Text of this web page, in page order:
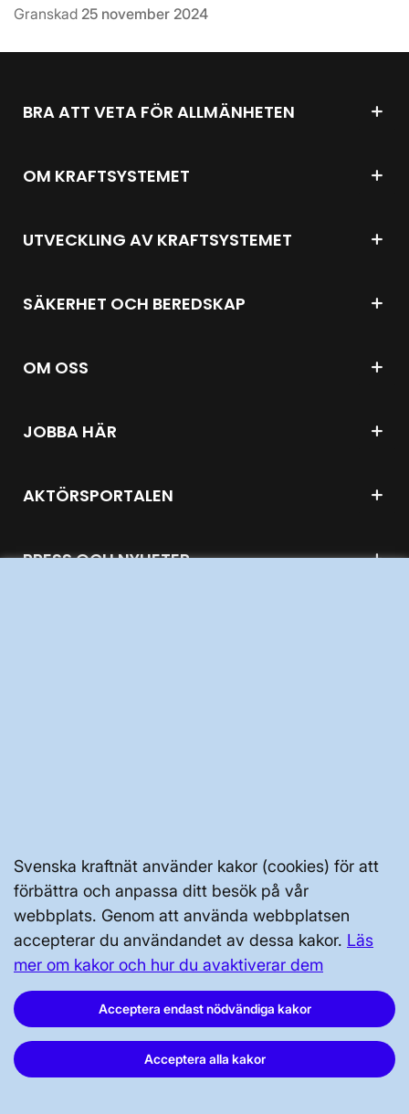
Svenska kraftnät använder kakor (cookies) för att
förbättra och anpassa ditt besök på vår
webbplats. Genom att använda webbplatsen
accepterar du användandet av dessa kakor. Läs
mer om kakor och hur du avaktiverar dem
Acceptera endast nödvändiga kakor
Acceptera alla kakor
Granskad 25 november 2024
BRA ATT VETA FÖR ALLMÄNHETEN
OM KRAFTSYSTEMET
UTVECKLING AV KRAFTSYSTEMET
SÄKERHET OCH BEREDSKAP
OM OSS
JOBBA HÄR
AKTÖRSPORTALEN
PRESS OCH NYHETER
Svenska kraftnät, Box 1200, 172 24
Prenumerera
Vår dataskyddspolicy
Tillgänglighetsredogörelse